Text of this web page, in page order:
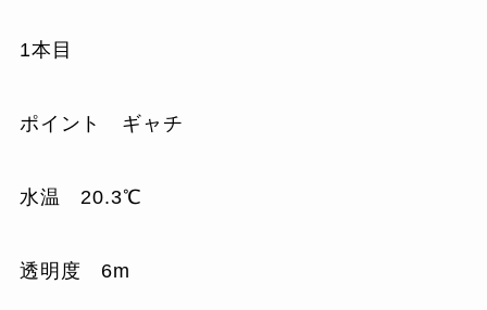
1本目
ポイント ギャチ
水温 20.3℃
透明度 6m